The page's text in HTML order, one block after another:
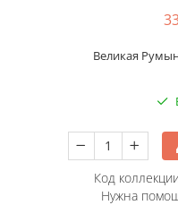
Великая
Код
Нужна